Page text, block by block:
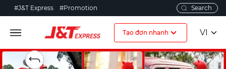
#J&T Express #Promotion
Tạo đơn nhanh VI